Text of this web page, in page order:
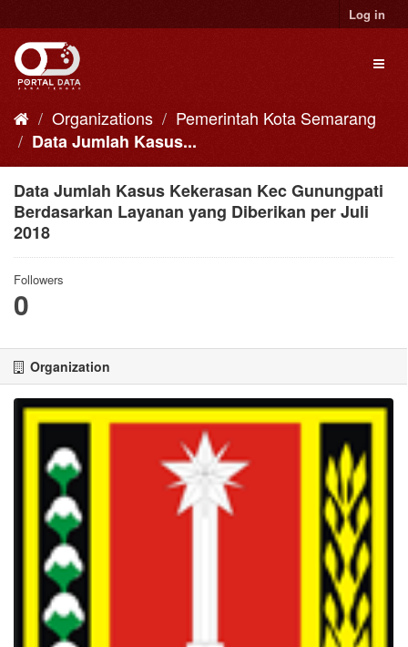
to
content
Log in
Organizations
Pemerintah Kota Semarang
Data Jumlah Kasus...
Data Jumlah Kasus Kekerasan Kec Gunungpati
Berdasarkan Layanan yang Diberikan per Juli
2018
Followers
0
Organization